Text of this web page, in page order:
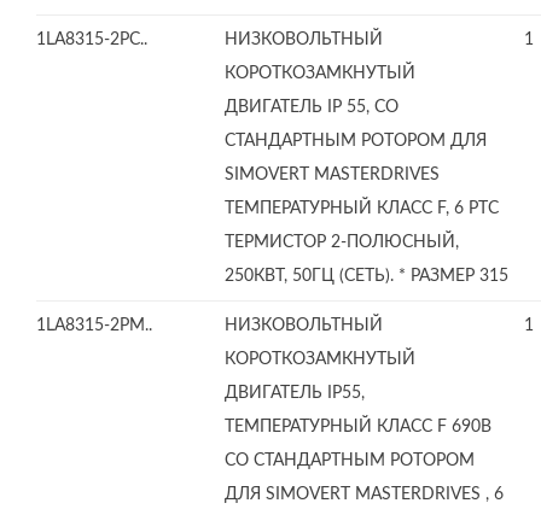
1LA8315-2PC..
НИЗКОВОЛЬТНЫЙ
КОРОТКОЗАМКНУТЫЙ
ДВИГАТЕЛЬ IP 55, СО
СТАНДАРТНЫМ РОТОРОМ ДЛЯ
SIMOVERT MASTERDRIVES
ТЕМПЕРАТУРНЫЙ КЛАСС F, 6 PTC
ТЕРМИСТОР 2-ПОЛЮСНЫЙ,
250КВТ, 50ГЦ (СЕТЬ). * РАЗМЕР 315
1
1LA8315-2PM..
НИЗКОВОЛЬТНЫЙ
КОРОТКОЗАМКНУТЫЙ
ДВИГАТЕЛЬ IP55,
ТЕМПЕРАТУРНЫЙ КЛАСС F 690В
СО СТАНДАРТНЫМ РОТОРОМ
ДЛЯ SIMOVERT MASTERDRIVES , 6
1